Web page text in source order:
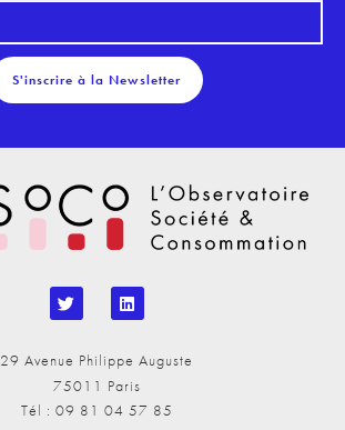
S'inscrire à la Newsletter
29 Avenue Philippe Auguste
75011 Paris
Tél : 09 81 04 57 85